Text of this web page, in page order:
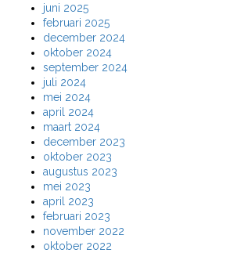
juni 2025
februari 2025
december 2024
oktober 2024
september 2024
juli 2024
mei 2024
april 2024
maart 2024
december 2023
oktober 2023
augustus 2023
mei 2023
april 2023
februari 2023
november 2022
oktober 2022